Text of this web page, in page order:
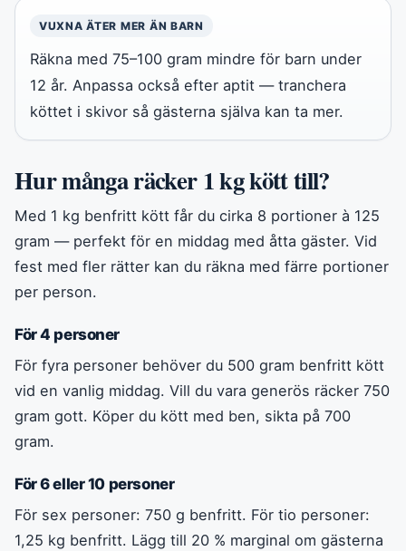
VUXNA ÄTER MER ÄN BARN
Räkna med 75–100 gram mindre för barn under
12 år. Anpassa också efter aptit — tranchera
köttet i skivor så gästerna själva kan ta mer.
Hur många räcker 1 kg kött till?
Med 1 kg benfritt kött får du cirka 8 portioner à 125
gram — perfekt för en middag med åtta gäster. Vid
fest med fler rätter kan du räkna med färre portioner
per person.
För 4 personer
För fyra personer behöver du 500 gram benfritt kött
vid en vanlig middag. Vill du vara generös räcker 750
gram gott. Köper du kött med ben, sikta på 700
gram.
För 6 eller 10 personer
För sex personer: 750 g benfritt. För tio personer:
1,25 kg benfritt. Lägg till 20 % marginal om gästerna